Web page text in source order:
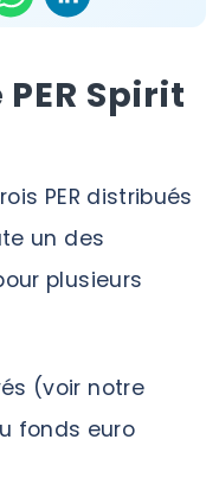
Spirit
PER distribués
un des
plusieurs
(voir notre
fonds euro